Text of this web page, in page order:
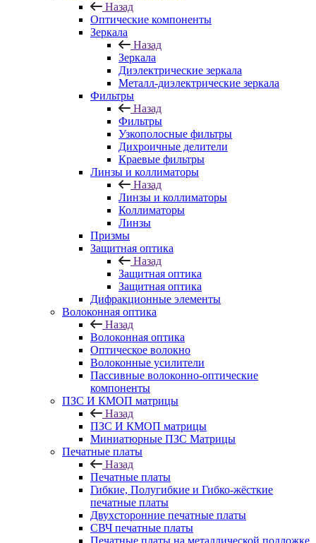
Назад
Оптические компоненты
Зеркала
Назад
Зеркала
Диэлектрические зеркала
Металл-диэлектрические зеркала
Фильтры
Назад
Фильтры
Узкополосные фильтры
Дихроичные делители
Краевые фильтры
Линзы и коллиматоры
Назад
Линзы и коллиматоры
Коллиматоры
Линзы
Призмы
Защитная оптика
Назад
Защитная оптика
Защитная оптика
Дифракционные элементы
Волоконная оптика
Назад
Волоконная оптика
Оптическое волокно
Волоконные усилители
Пассивные волоконно-оптические
компоненты
ПЗС И КМОП матрицы
Назад
ПЗС И КМОП матрицы
Миниатюрные ПЗС Матрицы
Печатные платы
Назад
Печатные платы
Гибкие, Полугибкие и Гибко-жёсткие
печатные платы
Двухсторонние печатные платы
СВЧ печатные платы
Печатные платы на металлической подложке